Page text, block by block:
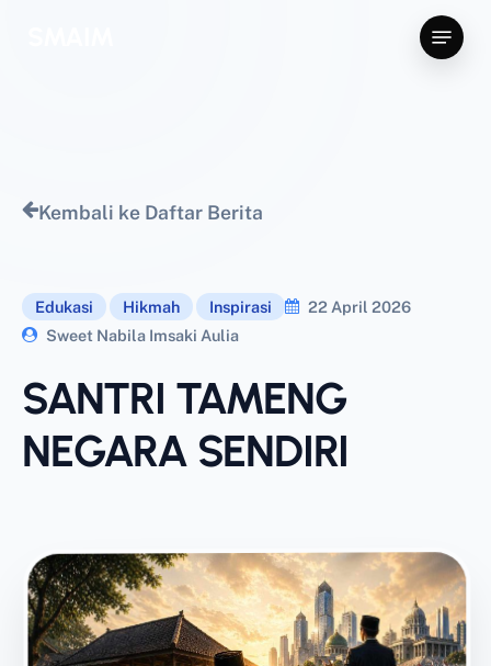
Menu
Kembali ke Daftar Berita
Edukasi Hikmah Inspirasi
22 April 2026
Sweet Nabila Imsaki Aulia
SANTRI TAMENG
NEGARA SENDIRI